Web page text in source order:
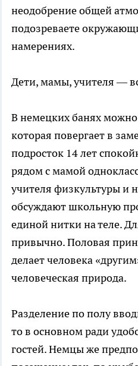
неодобрение общей
подозреваете
намерениях.
Дети, мамы, учителя —
В немецких банях можно
которая повергает в
подросток 14 лет
рядом с мамой
учителя физкультуры и
обсуждают школьную
единой нитки на теле.
привычно. Половая
делает человека
человеческая природа.
Разделение по полу
то в основном ради
гостей. Немцы же